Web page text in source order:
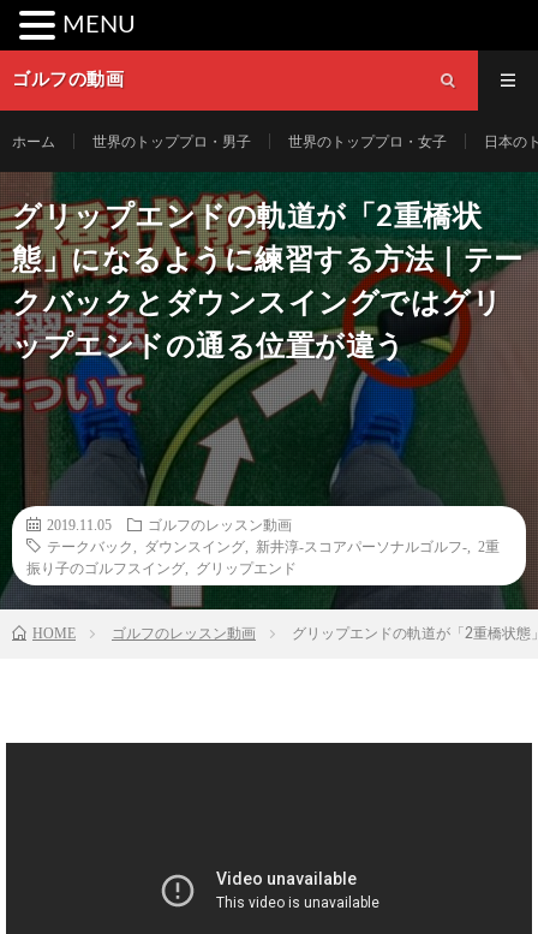
ゴルフの動画
ホーム 世界のトッププロ・男子 世界のトッププロ・女子 日本の
グリップエンドの軌道が「2重橋状
態」になるように練習する方法｜テー
クバックとダウンスイングではグリ
ップエンドの通る位置が違う
2019.11.05
ゴルフのレッスン動画
テークバック
ダウンスイング 新井淳-スコアパーソナルゴルフ-
2重
振り子のゴルフスイング
グリップエンド
HOME ゴルフのレッスン動画 グリップエンドの軌道が「2重橋状
MENU